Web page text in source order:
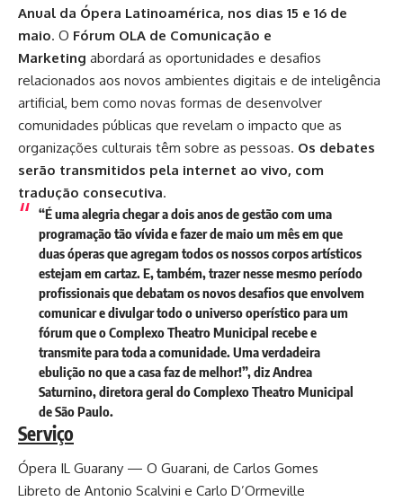
Anual da Ópera Latinoamérica, nos dias 15 e 16 de
maio. O Fórum OLA de Comunicação e
Marketing abordará as oportunidades e desafios
relacionados aos novos ambientes digitais e de inteligência
artificial, bem como novas formas de desenvolver
comunidades públicas que revelam o impacto que as
organizações culturais têm sobre as pessoas. Os debates
serão transmitidos pela internet ao vivo, com
tradução consecutiva.
“É uma alegria chegar a dois anos de gestão com uma
programação tão vívida e fazer de maio um mês em que
duas óperas que agregam todos os nossos corpos artísticos
estejam em cartaz. E, também, trazer nesse mesmo período
profissionais que debatam os novos desafios que envolvem
comunicar e divulgar todo o universo operístico para um
fórum que o Complexo Theatro Municipal recebe e
transmite para toda a comunidade. Uma verdadeira
ebulição no que a casa faz de melhor!”, diz Andrea
Saturnino, diretora geral do Complexo Theatro Municipal
de São Paulo.
Serviço
Ópera IL Guarany — O Guarani, de Carlos Gomes
Libreto de Antonio Scalvini e Carlo D’Ormeville